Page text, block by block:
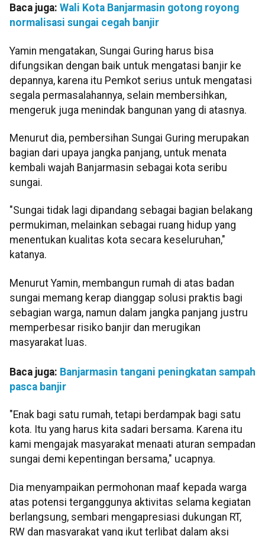
Baca juga: Wali Kota Banjarmasin gotong royong
normalisasi sungai cegah banjir
Yamin mengatakan, Sungai Guring harus bisa
difungsikan dengan baik untuk mengatasi banjir ke
depannya, karena itu Pemkot serius untuk mengatasi
segala permasalahannya, selain membersihkan,
mengeruk juga menindak bangunan yang di atasnya.
Menurut dia, pembersihan Sungai Guring merupakan
bagian dari upaya jangka panjang, untuk menata
kembali wajah Banjarmasin sebagai kota seribu
sungai.
"Sungai tidak lagi dipandang sebagai bagian belakang
permukiman, melainkan sebagai ruang hidup yang
menentukan kualitas kota secara keseluruhan,"
katanya.
Menurut Yamin, membangun rumah di atas badan
sungai memang kerap dianggap solusi praktis bagi
sebagian warga, namun dalam jangka panjang justru
memperbesar risiko banjir dan merugikan
masyarakat luas.
Baca juga: Banjarmasin tangani peningkatan sampah
pasca banjir
"Enak bagi satu rumah, tetapi berdampak bagi satu
kota. Itu yang harus kita sadari bersama. Karena itu
kami mengajak masyarakat menaati aturan sempadan
sungai demi kepentingan bersama," ucapnya.
Dia menyampaikan permohonan maaf kepada warga
atas potensi terganggunya aktivitas selama kegiatan
berlangsung, sembari mengapresiasi dukungan RT,
RW dan masyarakat yang ikut terlibat dalam aksi